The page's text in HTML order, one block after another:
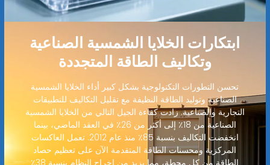
ابتكارات الخلايا الشمسية الصناعية
وتكاليف الطاقة المتجددة
تحسن التطورات التكنولوجية بشكل كبير أداء الخلايا الشمسية
الصناعية وتوليد الطاقة النظيفة مع تقليل التكاليف للتطبيقات
التجارية والصناعية. زادت كفاءة الجيل التالي من الخلايا الشمسية
الصناعية من 18٪ إلى أكثر من 26٪ في العقد الماضي، بينما
انخفضت التكاليف بنسبة 85٪ منذ عام 2012. تعمل العاكسات
المركزية ومحسنات الطاقة المتقدمة الآن على تعظيم حصاد
الطاقة من كل محطة، مما يزيد من إخراج النظام بنسبة 38٪